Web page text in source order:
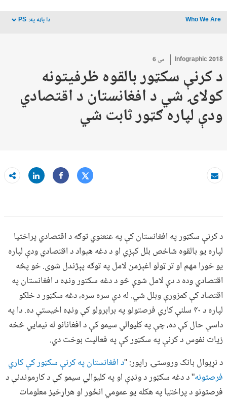
Who We Are دا پاڼه په:PS
dropdown
Infographic2018 می 6
د کرنې سکټور بالقوه ظرفیتونه
کولاۍ شي د افغانستان د اقتصادي
ودې لپاره ګټور ثابت شي
بریښنا لیک
Tweet
Share
Share
د کرنې سکټور په افغانستان کې په عنعنوي توګه د اقتصادي پراختیا
لپاره یو بالقوه شاخص بلل کېږي او د دغه هېواد د اقتصادي ودې لپاره
یو خورا مهم او تر ټولو اغېزمن لامل په توګه پېژندل شوی. خو پڅه
اقتصادي وده د دې لامل شوې څو د دغه سکتور ونډه د افغانستان په
اقتصاد کې کمزورې وبلل شي. له دې سره سره، دغه سکټور د خلکو
لپاره د ۴۰ سلنې کاري فرصتونو په برابرولو کې ونډه اخیستې ده. دا په
داسې حال کې ده، چې په کلیوالي سیمو کې د افغانانو له نیمایي څخه
زیات نفوس د کرنې په سکټور کې په فعالیت بوخت دي.
د نړیوال بانک وروستۍ راپور: "د افغانستان په کرنې سکټور کې کاري
فرصتونه" د دغه سکټور د ونډې او په کلیوالي سیمو کې د کارموندنې د
فرصتونو د پراختیا په هکله یو عمومي انځور او هراړخیز معلومات